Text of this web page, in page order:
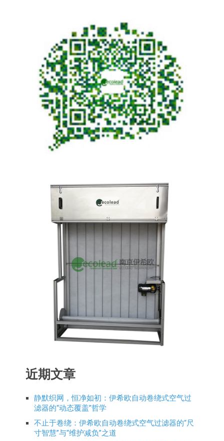
近期文章
静默织网，恒净如初：伊希欧自动卷绕式空气过
滤器的“动态覆盖”哲学
不止于卷绕：伊希欧自动卷绕式空气过滤器的“尺
寸智慧”与“维护减负”之道